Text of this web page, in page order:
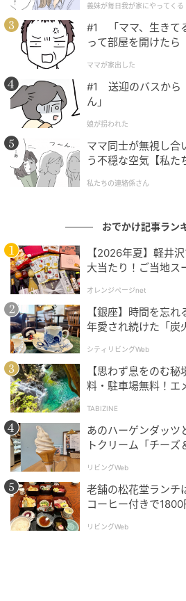
ものなので、検討中だった方た
たのかも気になるところ。天候
が変わるのも、この時期ならで
■Q2: ゴールデンウィーク
E・レシピ
・「ゴールデンウィークの
の結果は…
・1位 焼き肉 36%
・2位 バーベキュー 29%
・3位 カレー 19%
・4位 手巻き寿司 15%
が】
義妹が毎日我が家にやってくる
#1 「ママ、生きて
って部屋を開けたら
ママが家出した
#1 送迎のバスから
ん」
娘が拐われた
ママ同士が無視し合
う不穏な空気【私た
私たちの連絡係さん
おでかけ記事ラン
【2026年夏】軽井
大当たり！ご当地ス
オレンジページnet
【銀座】時間を忘
年愛され続けた「炭
シティリビングWeb
【思わず息をのむ
料・駐車場無料！エ
TABIZINE
あのハーゲンダッツ
トクリーム「チーズ
リビングWeb
老舗の松花堂ランチ
コーヒー付きで1800
リビングWeb